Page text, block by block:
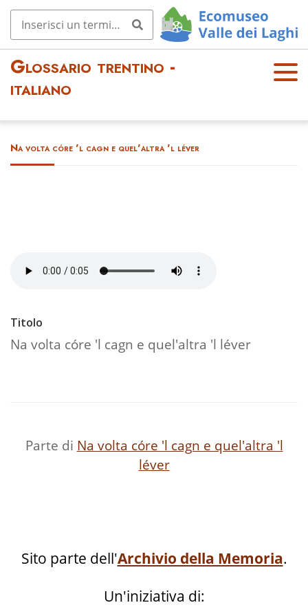
Glossario trentino -
italiano
OPE
Na volta córe 'l cagn e quel'altra 'l léver
Titolo
Na volta córe 'l cagn e quel'altra 'l léver
Parte di Na volta córe 'l cagn e quel'altra 'l
léver
Sito parte dell'Archivio della Memoria.
Un'iniziativa di: